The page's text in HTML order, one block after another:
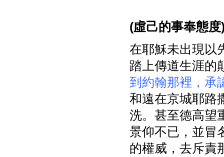
(虛己的事奉態度
在耶穌未出現以
踏上傳道生涯的
到約翰那裡，承
和遠在京城耶路
洗。甚至德高望
景仰不已，並冒
的權威，去斥責